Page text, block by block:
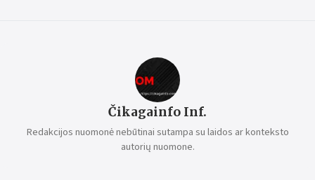
Čikagainfo Inf.
Redakcijos nuomonė nebūtinai sutampa su laidos ar konteksto
autorių nuomone.